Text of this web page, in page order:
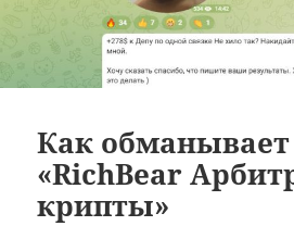
Как
«RichBear
крипты»